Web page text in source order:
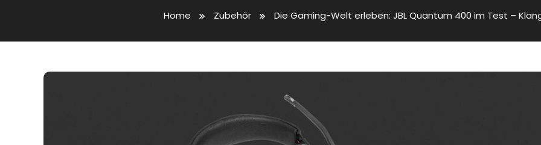
Home Zubehör Die Gaming-Welt erleben: JBL Quantum 400 im Test –